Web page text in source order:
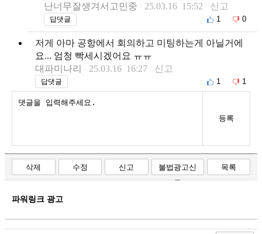
난너무잘생겨서고민중
25.03.16 15:52 신고
답댓글 1 0
저게 아마 공항에서 회의하고 미팅하는게 아닐거에
요... 엄청 빡세시겠어요 ㅠㅠ
대파미나리
25.03.16 16:27 신고
답댓글 1 1
등록
삭제 수정 신고
불법광고신
고
목록
파워링크 광고